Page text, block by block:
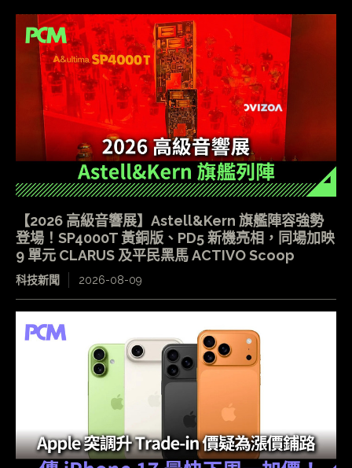
【2026 高級音響展】Astell&Kern 旗艦陣容強勢
登場！SP4000T 黃銅版、PD5 新機亮相，同場加映
9 單元 CLARUS 及平民黑馬 ACTIVO Scoop
科技新聞 2026-08-09